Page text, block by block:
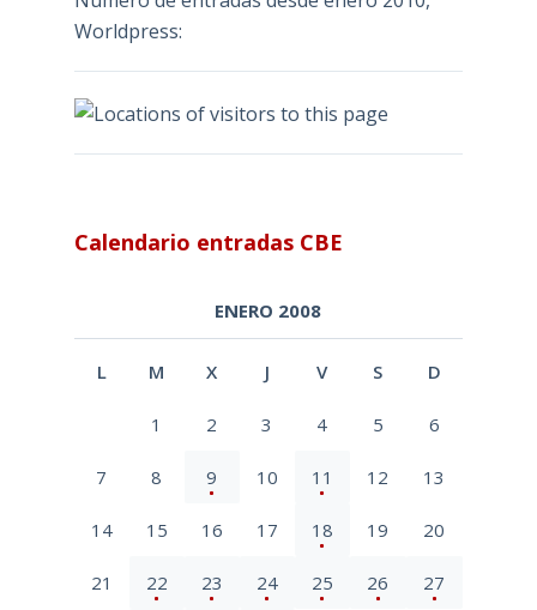
Worldpress:
Calendario entradas CBE
ENERO 2008
L M X J V S D
1 2 3 4 5 6
7 8 9 10 11 12 13
14 15 16 17 18 19 20
21 22 23 24 25 26 27